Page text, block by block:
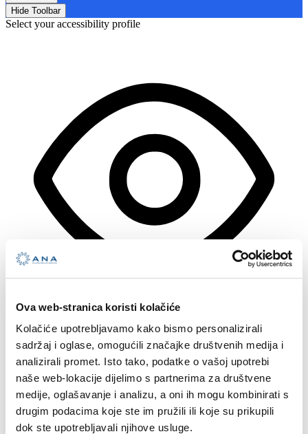
Ova web-stranica koristi kolačiće
Kolačiće upotrebljavamo kako bismo personalizirali
sadržaj i oglase, omogućili značajke društvenih medija i
analizirali promet. Isto tako, podatke o vašoj upotrebi
naše web-lokacije dijelimo s partnerima za društvene
medije, oglašavanje i analizu, a oni ih mogu kombinirati s
drugim podacima koje ste im pružili ili koje su prikupili
dok ste upotrebljavali njihove usluge.
Hide Toolbar
Select your accessibility profile
Vision Impaired Mode
Enhances website's visuals
Vision Impaired Mode